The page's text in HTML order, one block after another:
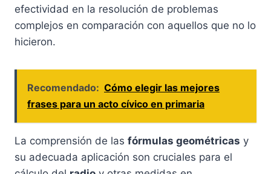
efectividad en la resolución de problemas
complejos en comparación con aquellos que no lo
hicieron.
Recomendado: Cómo elegir las mejores
frases para un acto cívico en primaria
La comprensión de las fórmulas geométricas y
su adecuada aplicación son cruciales para el